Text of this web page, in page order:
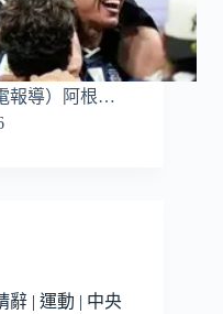
報導）阿根…
| 運動 | 中央